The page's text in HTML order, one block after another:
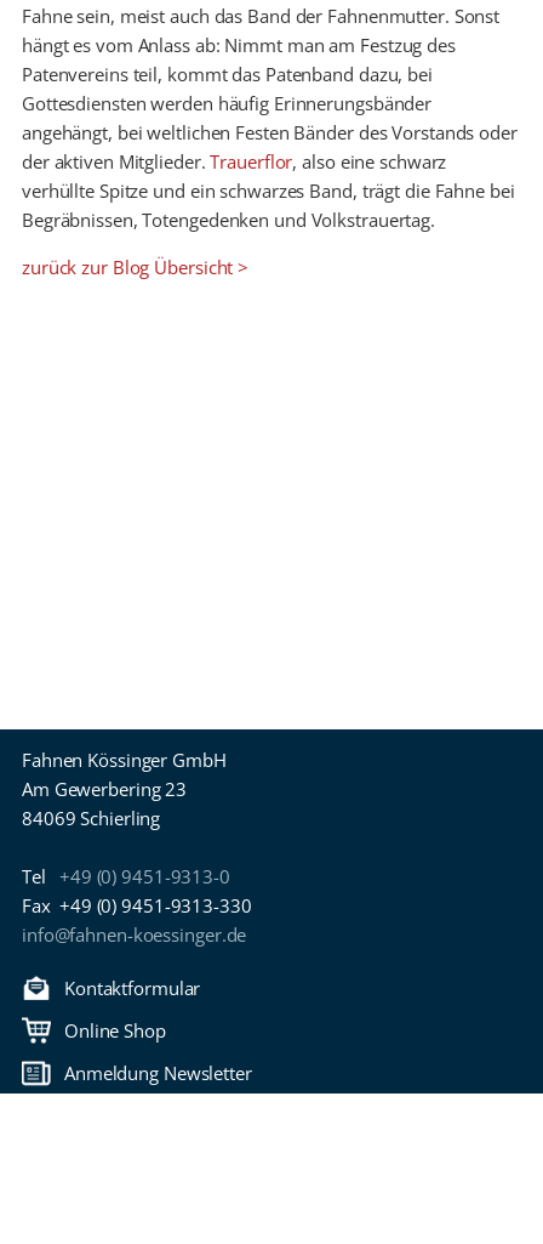
Fahne sein, meist auch das Band der Fahnenmutter. Sonst
hängt es vom Anlass ab: Nimmt man am Festzug des
Patenvereins teil, kommt das Patenband dazu, bei
Gottesdiensten werden häufig Erinnerungsbänder
angehängt, bei weltlichen Festen Bänder des Vorstands oder
der aktiven Mitglieder.Trauerflor, also eine schwarz
verhüllte Spitze und ein schwarzes Band, trägt die Fahne bei
Begräbnissen, Totengedenken und Volkstrauertag.
zurück zur Blog Übersicht >
Fahnen Kössinger GmbH
Am Gewerbering 23
84069 Schierling
Tel +49 (0) 9451-9313-0
Fax +49 (0) 9451-9313-330
info@fahnen-koessinger.de
Kontaktformular
Online Shop
Anmeldung Newsletter